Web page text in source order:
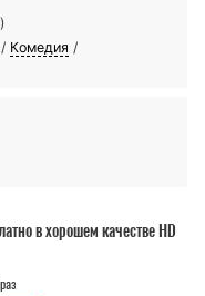
/ Комедия /
в хорошем качестве HD